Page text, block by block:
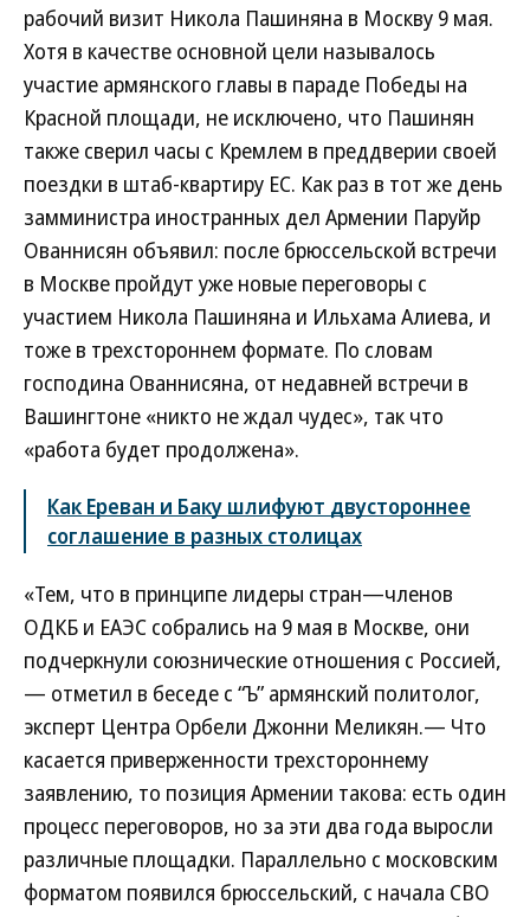
рабочий визит Никола Пашиняна в Москву 9 мая.
Хотя в качестве основной цели называлось
участие армянского главы в параде Победы на
Красной площади, не исключено, что Пашинян
также сверил часы с Кремлем в преддверии своей
поездки в штаб-квартиру ЕС. Как раз в тот же день
замминистра иностранных дел Армении Паруйр
Ованнисян объявил: после брюссельской встречи
в Москве пройдут уже новые переговоры с
участием Никола Пашиняна и Ильхама Алиева, и
тоже в трехстороннем формате. По словам
господина Ованнисяна, от недавней встречи в
Вашингтоне «никто не ждал чудес», так что
«работа будет продолжена».
Как Ереван и Баку шлифуют двустороннее
соглашение в разных столицах
«Тем, что в принципе лидеры стран—членов
ОДКБ и ЕАЭС собрались на 9 мая в Москве, они
подчеркнули союзнические отношения с Россией,
— отметил в беседе с “Ъ” армянский политолог,
эксперт Центра Орбели Джонни Меликян.— Что
касается приверженности трехстороннему
заявлению, то позиция Армении такова: есть один
процесс переговоров, но за эти два года выросли
различные площадки. Параллельно с московским
форматом появился брюссельский, с начала СВО